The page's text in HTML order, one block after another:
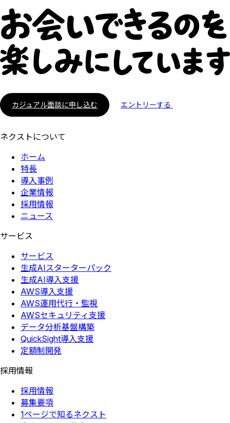
カジュアル面談に申し込む エントリーする
ネクストについて
ホーム
特長
導入事例
企業情報
採用情報
ニュース
サービス
サービス
生成AIスターターパック
生成AI導入支援
AWS導入支援
AWS運用代行・監視
AWSセキュリティ支援
データ分析基盤構築
QuickSight導入支援
定額制開発
採用情報
採用情報
募集要項
1ページで知るネクスト